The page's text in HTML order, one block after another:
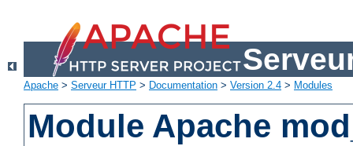
Apache > Serveur HTTP > Documentation > Version 2.4 > Modules
Module Apache